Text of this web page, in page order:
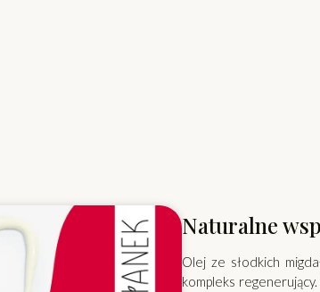
Naturalne
Olej ze słodkich
kompleks